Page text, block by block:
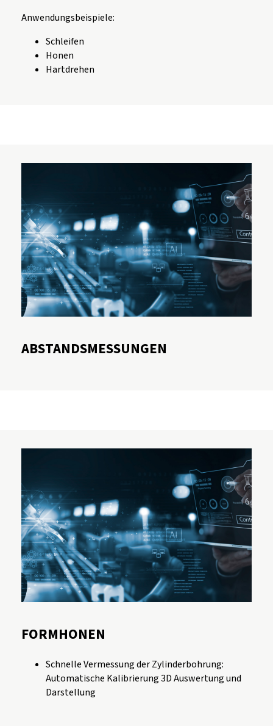
Anwendungsbeispiele:
Schleifen
Honen
Hartdrehen
ABSTANDSMESSUNGEN
FORMHONEN
Schnelle Vermessung der Zylinderbohrung:
Automatische Kalibrierung 3D Auswertung und
Darstellung